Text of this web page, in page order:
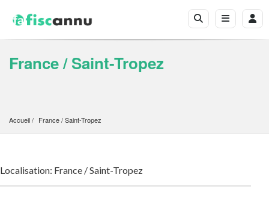
France / Saint-Tropez
Accueil France / Saint-Tropez
Localisation: France / Saint-Tropez